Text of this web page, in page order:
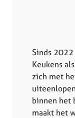
Sinds
Keukens
zich met
binnen het
maakt het